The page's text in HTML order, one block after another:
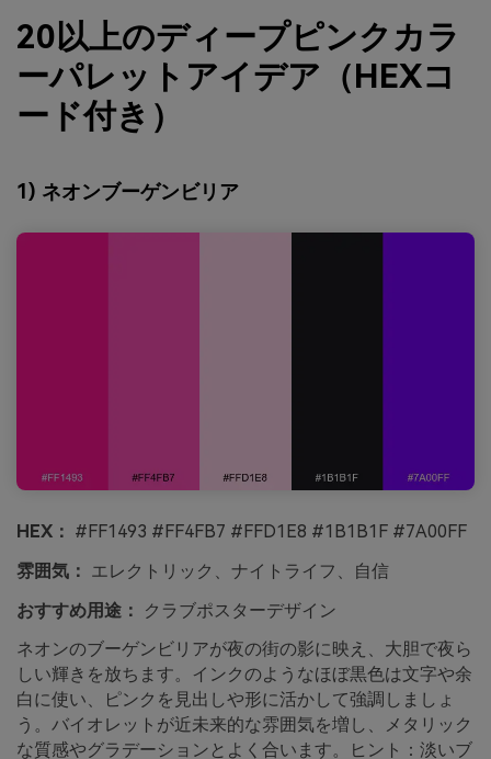
20以上のディープピンクカラ
ーパレットアイデア（HEXコ
ード付き）
1) ネオンブーゲンビリア
HEX： #FF1493 #FF4FB7 #FFD1E8 #1B1B1F #7A00FF
雰囲気： エレクトリック、ナイトライフ、自信
おすすめ用途：
クラブポスターデザイン
ネオンのブーゲンビリアが夜の街の影に映え、大胆で夜ら
しい輝きを放ちます。インクのようなほぼ黒色は文字や余
白に使い、ピンクを見出しや形に活かして強調しましょ
う。バイオレットが近未来的な雰囲気を増し、メタリック
な質感やグラデーションとよく合います。ヒント：淡いブ